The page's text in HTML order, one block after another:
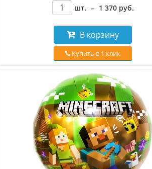
шт. – 1 370 руб.
В корзину
Купить в 1 клик